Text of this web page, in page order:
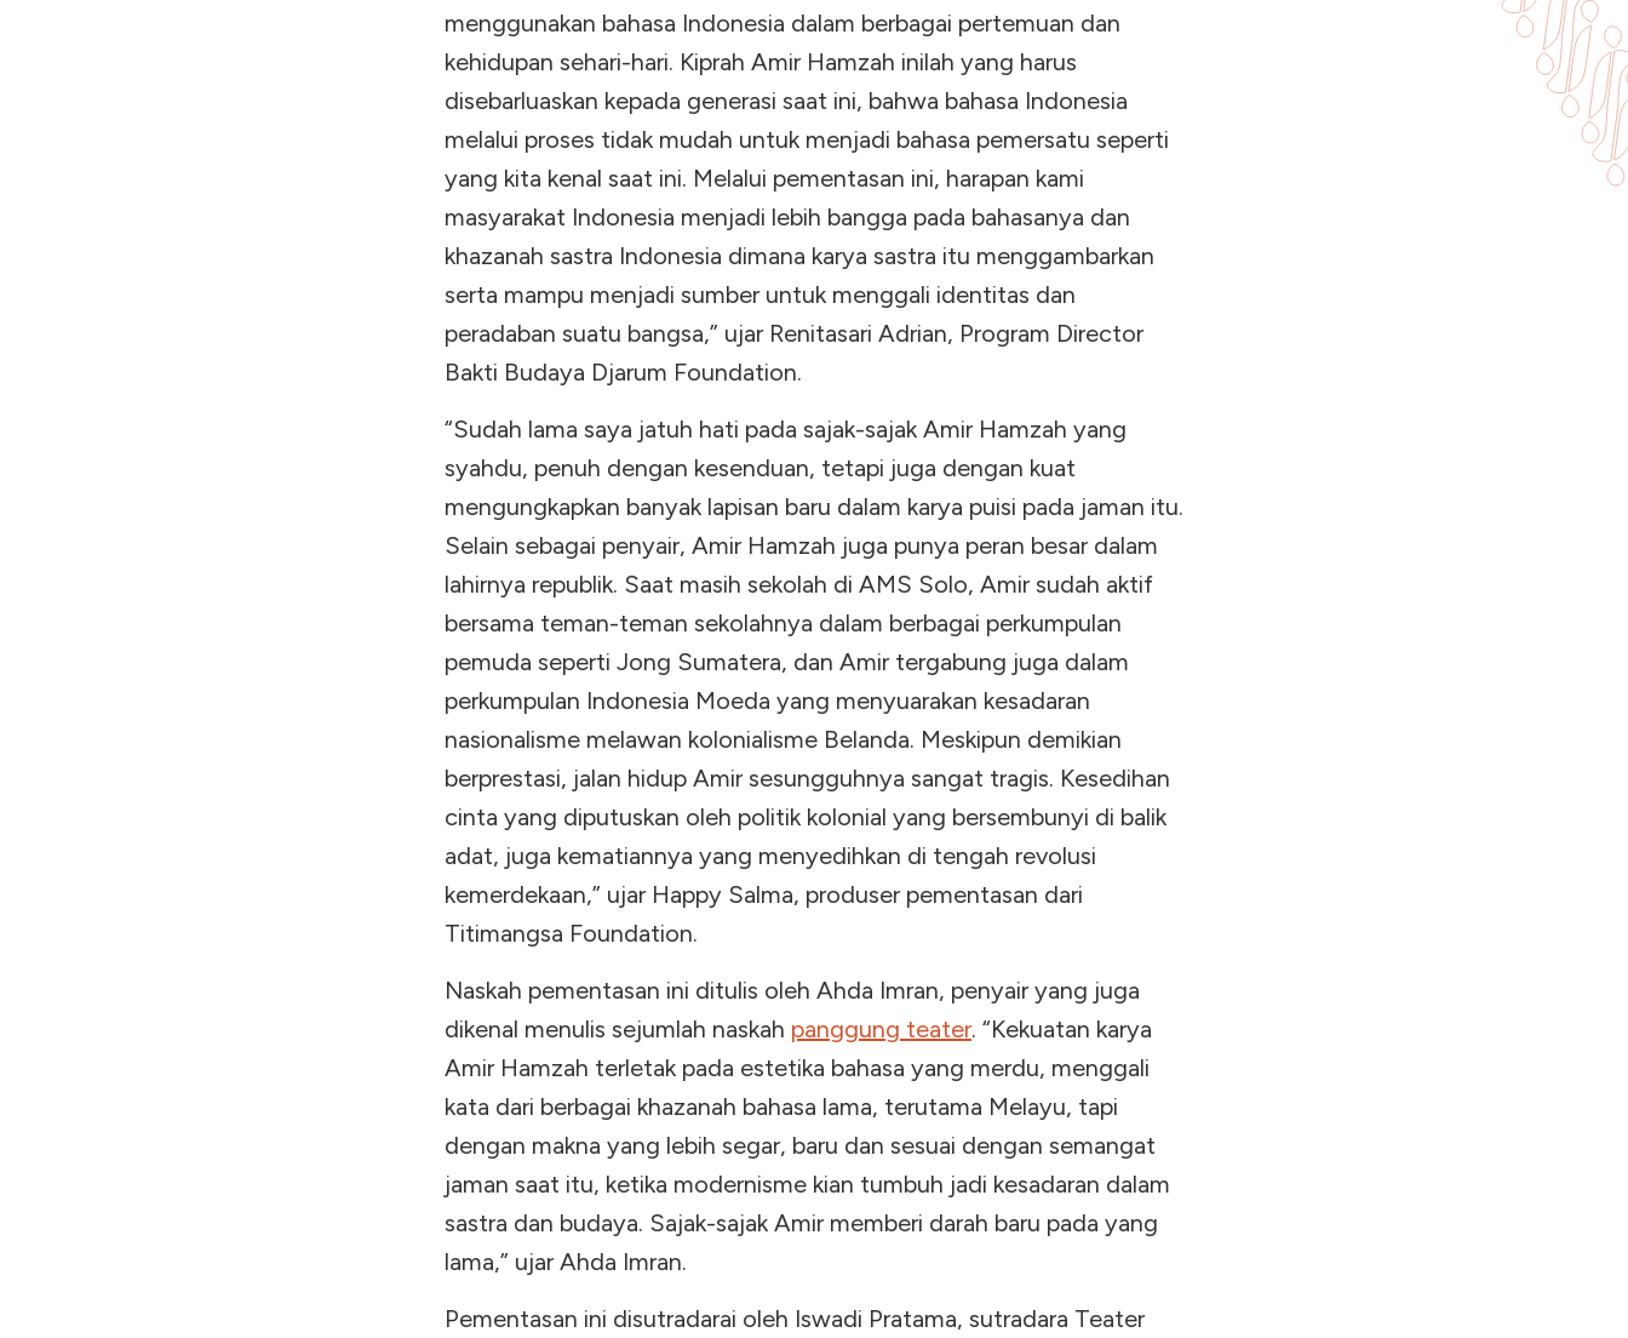
menggunakan bahasa Indonesia dalam berbagai pertemuan dan
kehidupan sehari-hari. Kiprah Amir Hamzah inilah yang harus
disebarluaskan kepada generasi saat ini, bahwa bahasa Indonesia
melalui proses tidak mudah untuk menjadi bahasa pemersatu seperti
yang kita kenal saat ini. Melalui pementasan ini, harapan kami
masyarakat Indonesia menjadi lebih bangga pada bahasanya dan
khazanah sastra Indonesia dimana karya sastra itu menggambarkan
serta mampu menjadi sumber untuk menggali identitas dan
peradaban suatu bangsa,” ujar Renitasari Adrian, Program Director
Bakti Budaya Djarum Foundation.
“Sudah lama saya jatuh hati pada sajak-sajak Amir Hamzah yang
syahdu, penuh dengan kesenduan, tetapi juga dengan kuat
mengungkapkan banyak lapisan baru dalam karya puisi pada jaman itu.
Selain sebagai penyair, Amir Hamzah juga punya peran besar dalam
lahirnya republik. Saat masih sekolah di AMS Solo, Amir sudah aktif
bersama teman-teman sekolahnya dalam berbagai perkumpulan
pemuda seperti Jong Sumatera, dan Amir tergabung juga dalam
perkumpulan Indonesia Moeda yang menyuarakan kesadaran
nasionalisme melawan kolonialisme Belanda. Meskipun demikian
berprestasi, jalan hidup Amir sesungguhnya sangat tragis. Kesedihan
cinta yang diputuskan oleh politik kolonial yang bersembunyi di balik
adat, juga kematiannya yang menyedihkan di tengah revolusi
kemerdekaan,” ujar Happy Salma, produser pementasan dari
Titimangsa Foundation.
Naskah pementasan ini ditulis oleh Ahda Imran, penyair yang juga
dikenal menulis sejumlah naskah panggung teater. “Kekuatan karya
Amir Hamzah terletak pada estetika bahasa yang merdu, menggali
kata dari berbagai khazanah bahasa lama, terutama Melayu, tapi
dengan makna yang lebih segar, baru dan sesuai dengan semangat
jaman saat itu, ketika modernisme kian tumbuh jadi kesadaran dalam
sastra dan budaya. Sajak-sajak Amir memberi darah baru pada yang
lama,” ujar Ahda Imran.
Pementasan ini disutradarai oleh Iswadi Pratama, sutradara Teater